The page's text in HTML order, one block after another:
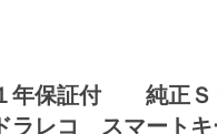
年保証付 純正
レコ スマート